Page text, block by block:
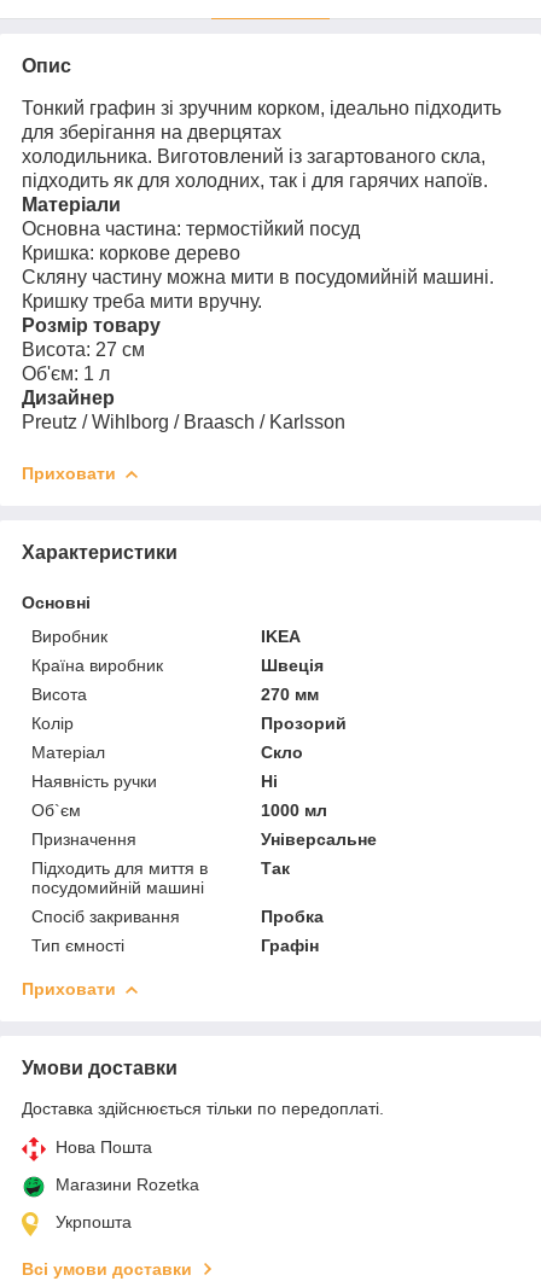
Опис
Тонкий графин зі зручним корком, ідеально підходить
для зберігання на дверцятах
холодильника. Виготовлений із загартованого скла,
підходить як для холодних, так і для гарячих напоїв.
Матеріали
Основна частина: термостійкий посуд
Кришка: коркове дерево
Скляну частину можна мити в посудомийній машині.
Кришку треба мити вручну.
Розмір товару
Висота: 27 см
Об'єм: 1 л
Дизайнер
Preutz / Wihlborg / Braasch / Karlsson
Приховати
Характеристики
Основні
Виробник
IKEA
Країна виробник
Швеція
Висота
270 мм
Колір
Прозорий
Матеріал
Скло
Наявність ручки
Ні
Об`єм
1000 мл
Призначення
Універсальне
Підходить для миття в
посудомийній машині
Так
Спосіб закривання
Пробка
Тип ємності
Графін
Приховати
Умови доставки
Доставка здійснюється тільки по передоплаті.
Нова Пошта
Магазини Rozetka
Укрпошта
Всі умови доставки